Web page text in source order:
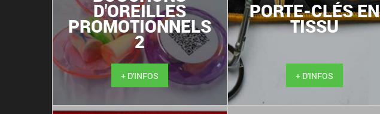
D'OREILLES
PROMOTIONNELS
2
+ D'INFOS
PORTE-CLÉS EN
TISSU
+ D'INFOS